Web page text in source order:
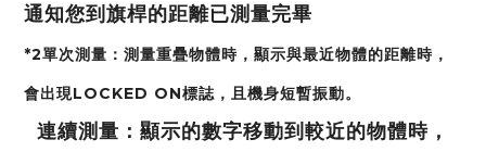
通知您到旗桿的距離已測量完畢
*2單次測量：測量重疊物體時，顯示與最近物體的距離時，
會出現LOCKED ON標誌，且機身短暫振動。
連續測量：顯示的數字移動到較近的物體時，